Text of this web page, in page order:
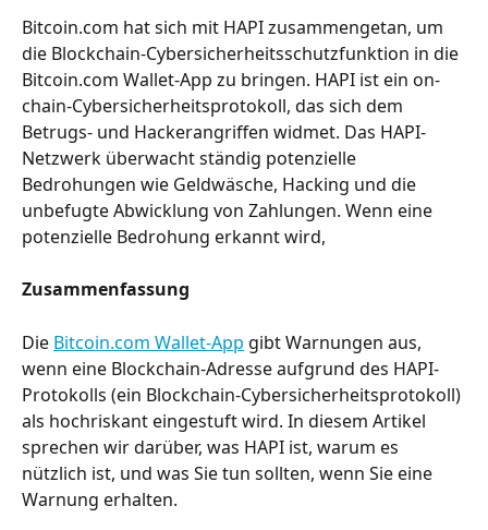
Bitcoin.com hat sich mit HAPI zusammengetan, um
die Blockchain-Cybersicherheitsschutzfunktion in die
Bitcoin.com Wallet-App zu bringen. HAPI ist ein on-
chain-Cybersicherheitsprotokoll, das sich dem
Betrugs- und Hackerangriffen widmet. Das HAPI-
Netzwerk überwacht ständig potenzielle
Bedrohungen wie Geldwäsche, Hacking und die
unbefugte Abwicklung von Zahlungen. Wenn eine
potenzielle Bedrohung erkannt wird,
Zusammenfassung
Die Bitcoin.com Wallet-App gibt Warnungen aus,
wenn eine Blockchain-Adresse aufgrund des HAPI-
Protokolls (ein Blockchain-Cybersicherheitsprotokoll)
als hochriskant eingestuft wird. In diesem Artikel
sprechen wir darüber, was HAPI ist, warum es
nützlich ist, und was Sie tun sollten, wenn Sie eine
Warnung erhalten.